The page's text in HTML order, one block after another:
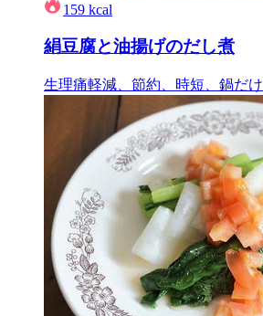
159 kcal
絹豆腐と油揚げのだし煮
生理痛軽減、節約、時短、鍋だけ